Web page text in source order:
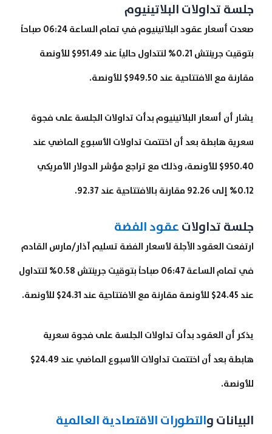
جلسة تداولات البلاتينيوم
صعدت أسعار عقود البلاتينيوم في تمام الساعة 06:24 صباحاً
بتوقيت جرينتش 0.21% لتتداول حالياً عند 951.49$ للأونصة
مقارنة مع الافتتاحية عند 949.50$ للأونصة.
يشار أن أسعار البلاتينيوم بدأت تداولات الجلسة على فجوة
سعرية هابطة بعد أن اختتمت تداولات الأسبوع الماضي عند
950.40$ للأونصة، وذلك مع تراجع مؤشر الدولار الأمريكي
0.12% إلى 92.26 مقارنة بالافتتاحية عند 92.37.
جلسة تداولات عقود الفضة
ارتفعت العقود الآجلة لأسعار الفضة تسليم آذار/مارس القادم
في تمام الساعة 06:47 صباحاً بتوقيت جرينتش 0.58% لتتداول
عند 24.45$ للأونصة مقارنة مع الافتتاحية عند 24.31$ للأونصة.
يذكر أن العقود بدأت تداولات الجلسة على فجوة سعرية
هابطة بعد أن اختتمت تداولات الأسبوع الماضي عند 24.49$
للأونصة.
البيانات والتطورات الاقتصادية العالمية